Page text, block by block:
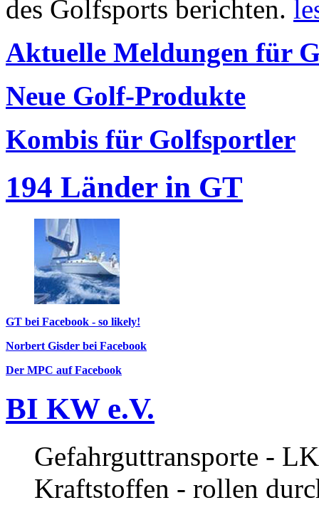
des Golfsports berichten.
Aktuelle Meldungen für
Neue Golf-Produkte
Kombis für Golfsportler
194 Länder in GT
GT bei Facebook - so likely!
Norbert Gisder bei Facebook
Der MPC auf Facebook
BI KW e.V.
Gefahrguttransporte -
Kraftstoffen - rollen